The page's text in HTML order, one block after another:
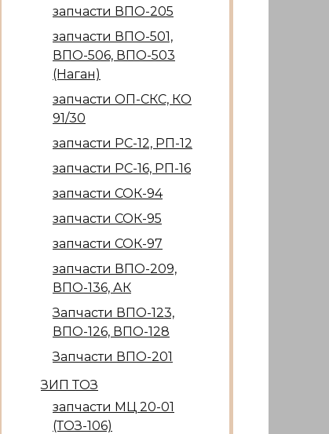
запчасти ВПО-205
запчасти ВПО-501,
ВПО-506, ВПО-503
(Наган)
запчасти ОП-СКС, КО
91/30
запчасти РС-12, РП-12
запчасти РС-16, РП-16
запчасти СОК-94
запчасти СОК-95
запчасти СОК-97
запчасти ВПО-209,
ВПО-136, АК
Запчасти ВПО-123,
ВПО-126, ВПО-128
Запчасти ВПО-201
ЗИП ТОЗ
запчасти МЦ 20-01
(ТОЗ-106)